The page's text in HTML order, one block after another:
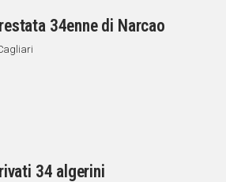
34enne di Narcao
34 algerini